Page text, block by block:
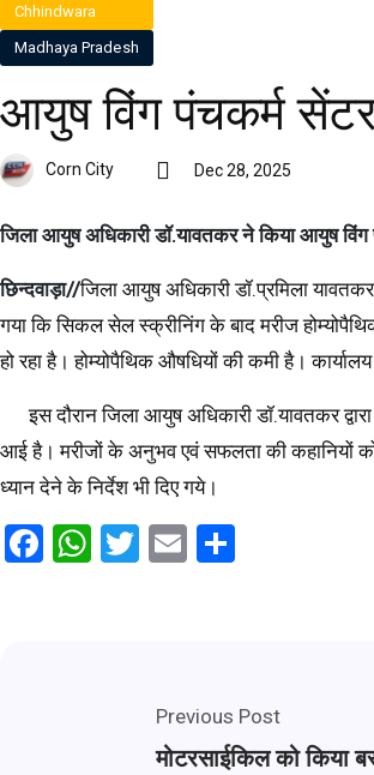
Chhindwara
Madhaya Pradesh
आयुष विंग पंचकर्म
Corn City Dec 28, 2025
जिला आयुष अधिकारी डॉ.यावतकर ने किया आयुष
छिन्दवाड़ा//जिला आयुष अधिकारी डॉ.प्रमिला
गया कि सिकल सेल स्क्रीनिंग के बाद मरीज
हो रहा है। होम्योपैथिक औषधियों की कमी है।
इस दौरान जिला आयुष अधिकारी डॉ.यावतकर
आई है। मरीजों के अनुभव एवं सफलता की कहानियों
ध्यान देने के निर्देश भी दिए गये।
Facebook
WhatsApp
Twitter
Email
Previous Post
मोटरसाईकिल को किया